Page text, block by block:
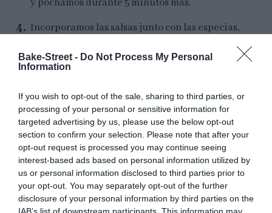
Bake-Street - Do Not Process My Personal
Information
If you wish to opt-out of the sale, sharing to third parties, or
processing of your personal or sensitive information for
targeted advertising by us, please use the below opt-out
section to confirm your selection. Please note that after your
opt-out request is processed you may continue seeing
interest-based ads based on personal information utilized by
us or personal information disclosed to third parties prior to
your opt-out. You may separately opt-out of the further
disclosure of your personal information by third parties on the
IAB’s list of downstream participants. This information may
Incorporamos las salsas junto con las especias,
Añadimos el caldo junto con el pimiento asado
Subimos la temperatura hasta que llegue a
ebullición y, en ese momento, reducimos a
calor medio bajo. Cocinamos durante5
minutos más.
Retiramos del calor y procesamos con una
batidora de mano o bien vertiendo el
contenido dentro de un vaso batidor.
Colocamos de nuevo al calor. Añadimos la